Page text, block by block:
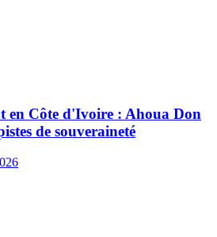
en Côte d'Ivoire : Ahoua Don
de souveraineté